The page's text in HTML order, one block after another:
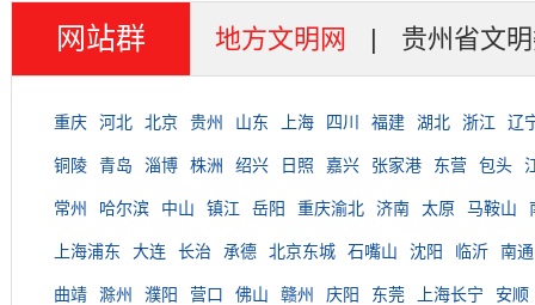
网站群 地方文明网 | 贵州省文
重庆 河北 北京 贵州 山东 上海 四川 福建 湖北 浙江 辽
铜陵 青岛 淄博 株洲 绍兴 日照 嘉兴 张家港 东营 包头
常州 哈尔滨 中山 镇江 岳阳 重庆渝北 济南 太原 马鞍山
上海浦东 大连 长治 承德 北京东城 石嘴山 沈阳 临沂 南通
曲靖 滁州 濮阳 营口 佛山 赣州 庆阳 东莞 上海长宁 安顺